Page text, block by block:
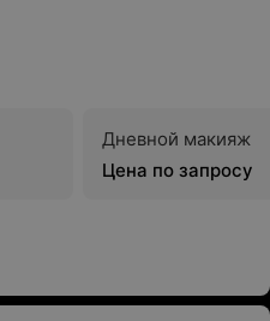
Дневной макияж
Цена по запросу